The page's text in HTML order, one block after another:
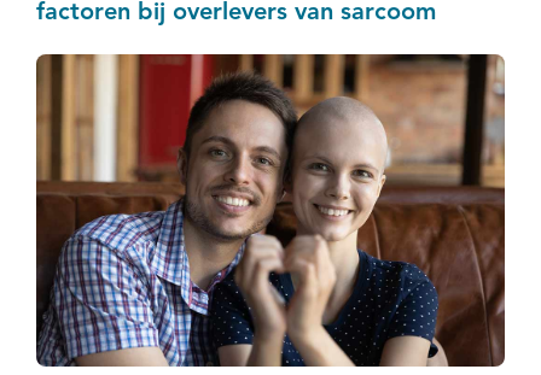
factoren bij overlevers van sarcoom